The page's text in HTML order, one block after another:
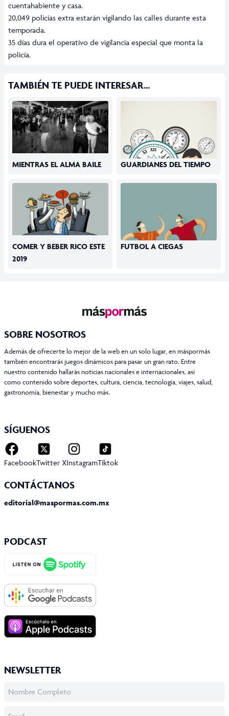
cuentahabiente y casa.
20,049 policías extra estarán vigilando las calles durante esta
temporada.
35 días dura el operativo de vigilancia especial que monta la
policía.
TAMBIÉN TE PUEDE INTERESAR...
MIENTRAS EL ALMA BAILE GUARDIANES DEL TIEMPO
COMER Y BEBER RICO ESTE
2019
FUTBOL A CIEGAS
SOBRE NOSOTROS
Además de ofrecerte lo mejor de la web en un solo lugar, en máspormás
también encontrarás juegos dinámicos para pasar un gran rato. Entre
nuestro contenido hallarás noticias nacionales e internacionales, así
como contenido sobre deportes, cultura, ciencia, tecnología, viajes, salud,
gastronomía, bienestar y mucho más.
SÍGUENOS
FacebookTwitter XInstagramTiktok
CONTÁCTANOS
editorial@maspormas.com.mx
PODCAST
NEWSLETTER